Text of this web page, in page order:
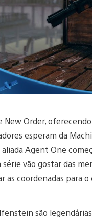
New Order,
esperam da
aliada Agent One
vão gostar das
coordenadas para o
são